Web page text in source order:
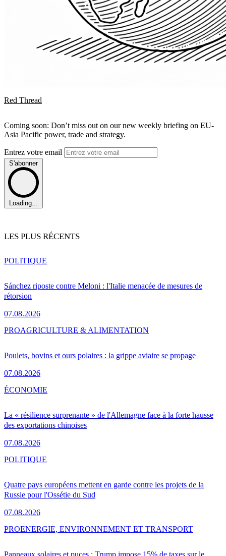
Red Thread
Coming soon: Don’t miss out on our new weekly briefing on EU-
Asia Pacific power, trade and strategy.
Entrez votre email
S'abonner
Loading...
LES PLUS RÉCENTS
Sánchez riposte contre Meloni : l'Italie menacée de mesures de
rétorsion
07.08.2026
POLITIQUE
Poulets, bovins et ours polaires : la grippe aviaire se propage
07.08.2026
PROAGRICULTURE & ALIMENTATION
La « résilience surprenante » de l'Allemagne face à la forte hausse
des exportations chinoises
07.08.2026
ÉCONOMIE
Quatre pays européens mettent en garde contre les projets de la
Russie pour l'Ossétie du Sud
07.08.2026
POLITIQUE
PROENERGIE, ENVIRONNEMENT ET TRANSPORT